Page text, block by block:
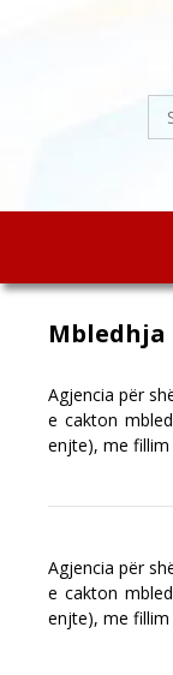
for:
Mbledhja
Agjencia për
e cakton
enjte), me
Agjencia për
e cakton
enjte), me fillim